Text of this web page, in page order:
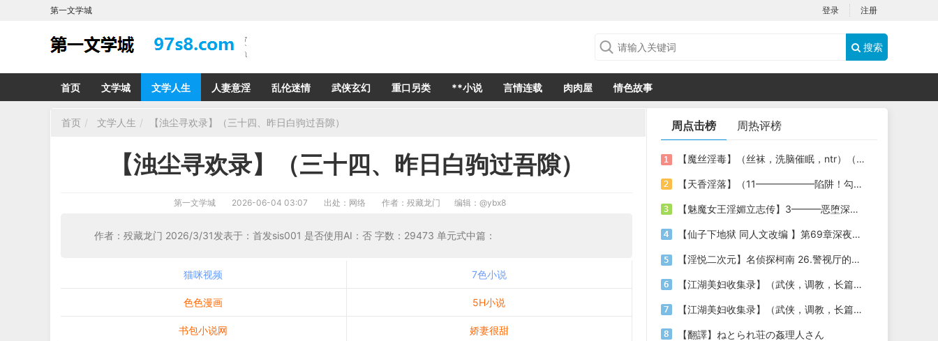
第一文学城 登录 注册
搜索
首页 文学城 文学人生 人妻意淫 乱伦迷情 武侠玄幻 重口另类 **小说 言情连载 肉肉屋 情色故事
首页 文学人生 【浊尘寻欢录】（三十四、昨日白驹过吾隙）
【浊尘寻欢录】（三十四、昨日白驹过吾隙）
第一文学城 2026-06-04 03:07 出处：网络 作者：殁藏龙门 编辑： @ybx8
作者：殁藏龙门 2026/3/31发表于：首发sis001 是否使用AI：否 字数：29473 单元式中篇：
猫咪视频 7色小说
色色漫画 5H小说
书包小说网 娇妻很甜
周点击榜 周热评榜
【魔丝淫毒】（丝袜，洗脑催眠，ntr）（24）（我不想）
【天香淫落】（11——————陷阱！勾结的警局调教（下））
【魅魔女王淫媚立志传】3———恶堕深渊的开端
【仙子下地狱 同人文改编 】第69章深夜窥淫戏 交心与交性(二)(纯爱+各种情趣玩法)
【淫悦二次元】名侦探柯南 26.警视厅的隐藏淫娃
【江湖美妇收集录】（武侠，调教，长篇）（6）（师娘篇）
【江湖美妇收集录】（武侠，调教，长篇）（13）（下山历练篇）
【翻譯】ねとられ荘の姦理人さん